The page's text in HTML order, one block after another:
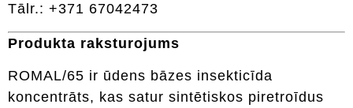
Tālr.: +371 67042473
Produkta raksturojums
ROMAL/65 ir ūdens bāzes insekticīda
koncentrāts, kas satur sintētiskos piretroīdus